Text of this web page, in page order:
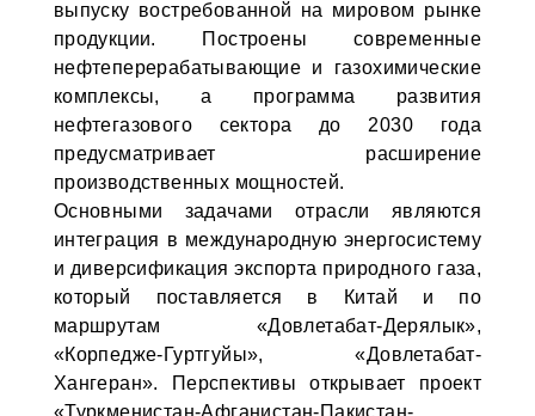
выпуску востребованной на мировом рынке
продукции. Построены современные
нефтеперерабатывающие и газохимические
комплексы, а программа развития
нефтегазового сектора до 2030 года
предусматривает расширение
производственных мощностей.
Основными задачами отрасли являются
интеграция в международную энергосистему
и диверсификация экспорта природного газа,
который поставляется в Китай и по
маршрутам «Довлетабат-Дерялык»,
«Корпедже-Гуртгуйы», «Довлетабат-
Хангеран». Перспективы открывает проект
«Туркменистан-Афганистан-Пакистан-